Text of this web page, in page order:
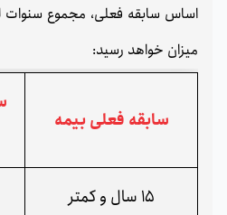
اساس سابقه فعلی، مجموع سنوات
میزان خواهد رسید:
سابقه فعلی بیمه
15 سال و کمتر